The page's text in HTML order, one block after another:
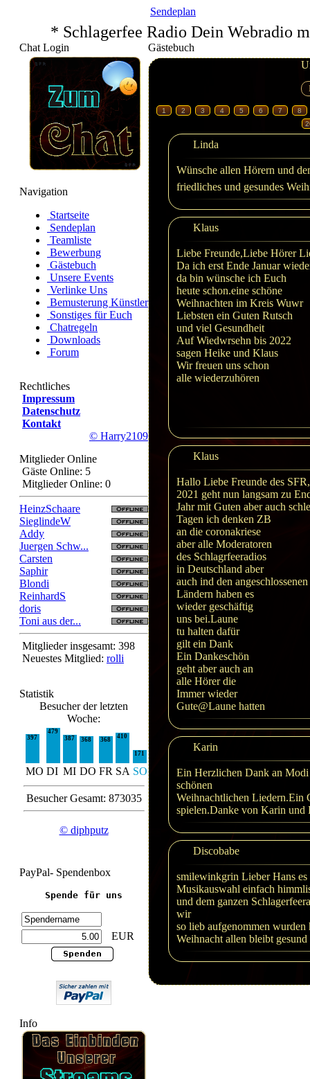
Sendeplan
* Schlagerfee Radio Dein Webradio
Chat Login
Navigation
Startseite
Sendeplan
Teamliste
Bewerbung
Gästebuch
Unsere Events
Verlinke Uns
Bemusterung Künstler
Sonstiges für Euch
Chatregeln
Downloads
Forum
Rechtliches
Impressum
Datenschutz
Kontakt
© Harry2109
Mitglieder Online
Gäste Online: 5
Mitglieder Online: 0
HeinzSchaare
SieglindeW
Addy
Juergen Schw...
Carsten
Saphir
Blondi
ReinhardS
doris
Toni aus der...
Mitglieder insgesamt: 398
Neuestes Mitglied: rolli
Statistik
Besucher der letzten
Woche:
397
479
387
368 368
410
171
MO DI MI DO FR SA SO
Besucher Gesamt: 873035
© diphputz
PayPal- Spendenbox
Spende für uns
EUR
Info
Gästebuch
1 2 3 4 5 6 7
8
Linda
Wünsche allen Hörern und
friedliches und gesundes
Klaus
Liebe Freunde,Liebe Hörer
Da ich erst Ende Januar
da bin wünsche ich Euch
heute schon.eine schöne
Weihnachten im Kreis Wuwr
Liebsten ein Guten Rutsch
und viel Gesundheit
Auf Wiedwrsehn bis 2022
sagen Heike und Klaus
Wir freuen uns schon
alle wiederzuhören
Klaus
Hallo Liebe Freunde des
2021 geht nun langsam zu
Jahr mit Guten aber auch
Tagen ich denken ZB
an die coronakriese
aber alle Moderatoren
des Schlagrfeeradios
in Deutschland aber
auch ind den angeschlossenen
Ländern haben es
wieder geschäftig
uns bei.Laune
tu halten dafür
gilt ein Dank
Ein Dankeschön
geht aber auch an
alle Hörer die
Immer wieder
Gute@Laune hatten
Karin
Ein Herzlichen Dank an Modi
schönen
Weihnachtlichen Liedern.Ein
spielen.Danke von Karin und
Discobabe
smilewinkgrin Lieber Hans
Musikauswahl einfach
und dem ganzen
wir
so lieb aufgenommen wurden
Weihnacht allen bleibt gesund